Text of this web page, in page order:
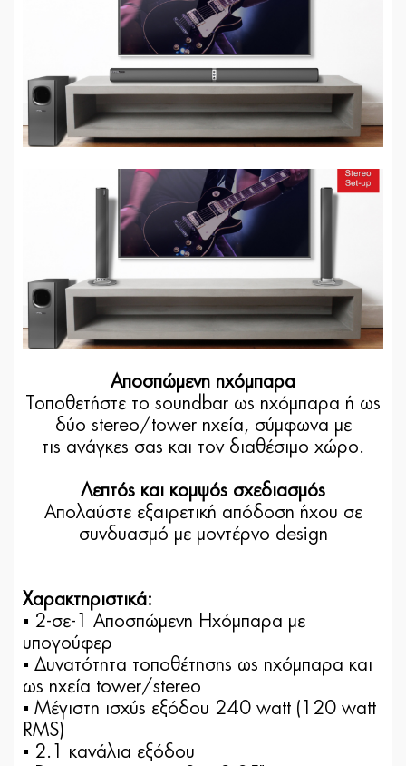
Αποσπώμενη ηχόμπαρα
Τοποθετήστε το soundbar ως ηχόμπαρα ή ως
δύο stereo/tower ηχεία, σύμφωνα με
τις ανάγκες σας και τον διαθέσιμο χώρο.
Λεπτός και κομψός σχεδιασμός
Απολαύστε εξαιρετική απόδοση ήχου σε
συνδυασμό με μοντέρνο design
Χαρακτηριστικά:
▪ 2-σε-1 Αποσπώμενη Ηχόμπαρα με
υπογούφερ
▪ Δυνατότητα τοποθέτησης ως ηχόμπαρα και
ως ηχεία tower/stereo
▪ Μέγιστη ισχύς εξόδου 240 watt (120 watt
RMS)
▪ 2.1 κανάλια εξόδου